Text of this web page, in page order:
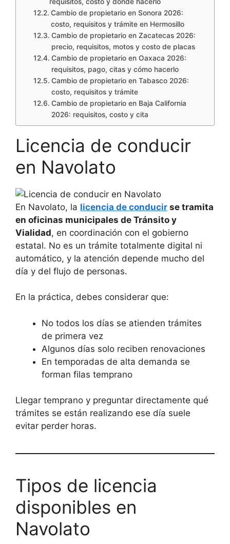
Cambio de propietario en Sonora 2026:
costo, requisitos y trámite en Hermosillo
Cambio de propietario en Zacatecas 2026:
precio, requisitos, motos y costo de placas
Cambio de propietario en Oaxaca 2026:
requisitos, pago, citas y cómo hacerlo
Cambio de propietario en Tabasco 2026:
costo, requisitos y trámite
Cambio de propietario en Baja California
2026: requisitos, costo y cita
Licencia de conducir
en Navolato
En Navolato, la licencia de conducir se tramita
en oficinas municipales de Tránsito y
Vialidad, en coordinación con el gobierno
estatal. No es un trámite totalmente digital ni
automático, y la atención depende mucho del
día y del flujo de personas.
En la práctica, debes considerar que:
No todos los días se atienden trámites
de primera vez
Algunos días solo reciben renovaciones
En temporadas de alta demanda se
forman filas temprano
Llegar temprano y preguntar directamente qué
trámites se están realizando ese día suele
evitar perder horas.
Tipos de licencia
disponibles en
Navolato